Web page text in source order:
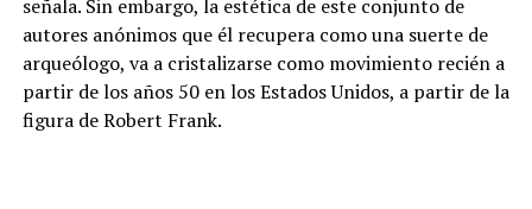
señala. Sin embargo, la estética de este conjunto de
autores anónimos que él recupera como una suerte de
arqueólogo, va a cristalizarse como movimiento recién a
partir de los años 50 en los Estados Unidos, a partir de la
figura de Robert Frank.